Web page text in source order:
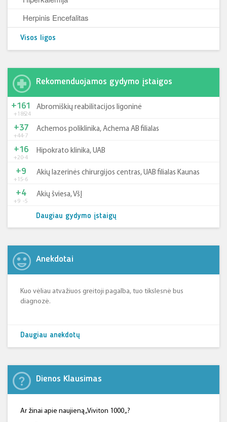
Herpinis Encefalitas
Visos ligos
Rekomenduojamos gydymo įstaigos
+185-24
+161 Abromiškių reabilitacijos ligoninė
+44-7
+37 Achemos poliklinika, Achema AB filialas
+20-4
+16 Hipokrato klinika, UAB
+15-6
+9 Akių lazerinės chirurgijos centras, UAB filialas Kaunas
+9 -5
+4 Akių šviesa, VšĮ
Daugiau gydymo įstaigų
Anekdotai
Kuo vėliau atvažiuos greitoji pagalba, tuo tikslesnė bus
diagnozė.
Daugiau anekdotų
Dienos Klausimas
Ar žinai apie naujieną „Viviton 1000 „?